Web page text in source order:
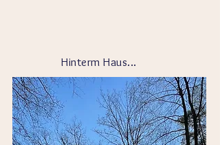
Hinterm Haus...